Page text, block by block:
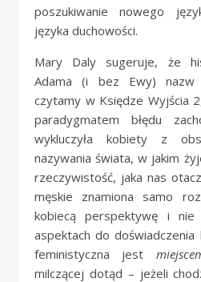
poszukiwanie nowego
języka duchowości.
Mary Daly sugeruje, że
Adama (i bez Ewy) nazw
czytamy w Księdze Wyjścia
paradygmatem błędu
wykluczyła kobiety z
nazywania świata, w jakim
rzeczywistość, jaka nas
męskie znamiona samo
kobiecą perspektywę i
aspektach do
feministyczna jest
milczącej dotąd – jeżeli